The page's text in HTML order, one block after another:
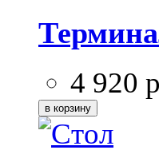
4 920